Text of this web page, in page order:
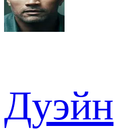
Дуэйн